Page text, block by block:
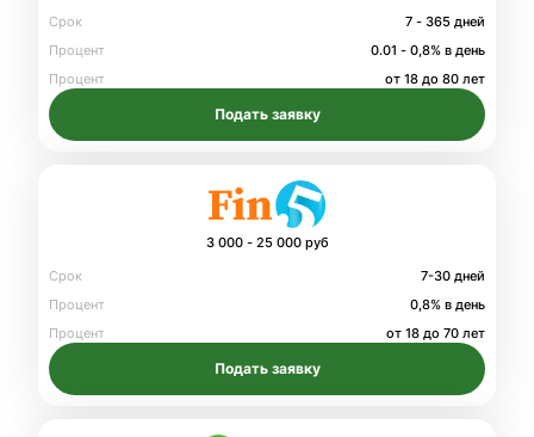
Срок
7 - 365 дней
Процент
0.01 - 0,8% в день
Процент
от 18 до 80 лет
Подать заявку
3 000 - 25 000 руб
Срок
7-30 дней
Процент
0,8% в день
Процент
от 18 до 70 лет
Подать заявку